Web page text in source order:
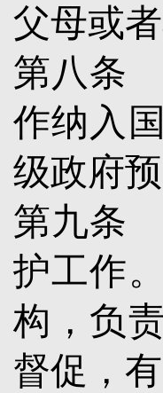
父母或
第八条
作纳入
级政府预
第九条
护工作
构，负
督促，